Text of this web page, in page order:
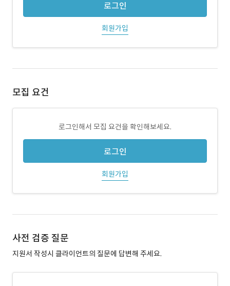
로그인
회원가입
모집 요건
로그인해서 모집 요건을 확인해보세요.
로그인
회원가입
사전 검증 질문
지원서 작성시 클라이언트의 질문에 답변해 주세요.